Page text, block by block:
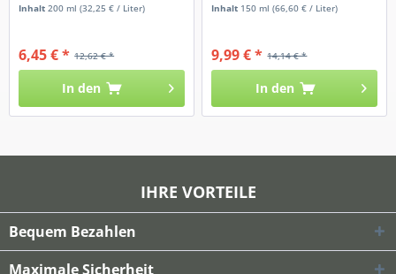
Inhalt 200 ml(32,25 € / Liter)
12,62 € *
6,45 € *
In den
Inhalt 150 ml(66,60 € / Liter)
14,14 € *
9,99 € *
In den
IHRE VORTEILE
Bequem Bezahlen
Maximale Sicherheit